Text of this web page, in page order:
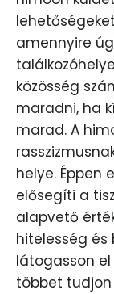
amennyire
közösség
maradni, ha
marad. A
helye. Éppen
elősegíti a
alapvető
hitelesség és
látogasson
többet tudjon